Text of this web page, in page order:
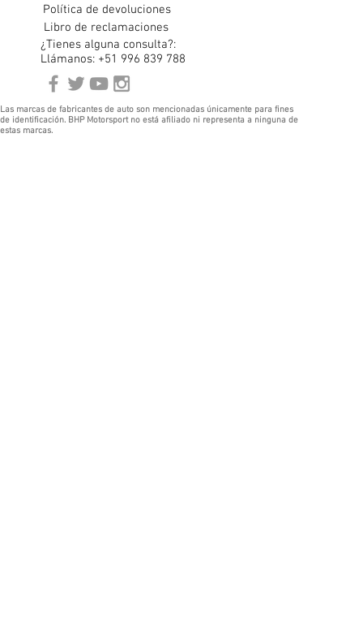
Política de devoluciones
Libro de reclamaciones
¿Tienes alguna consulta?:
Llámanos: +51 996 839 788
Las marcas de fabricantes de auto son mencionadas únicamente para fines
de identificación. BHP Motorsport no está afiliado ni representa a ninguna de
estas marcas.